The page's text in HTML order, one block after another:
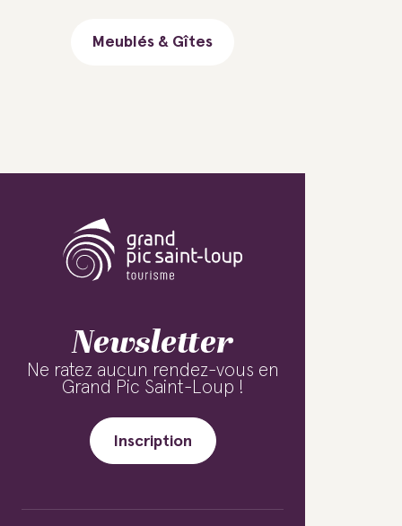
Meublés & Gîtes
Newsletter
Ne ratez aucun rendez-vous en
Grand Pic Saint-Loup !
Inscription